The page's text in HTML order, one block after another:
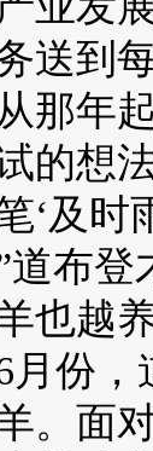
送到
年起
的想
‘及时
道布
也越
，道
。面